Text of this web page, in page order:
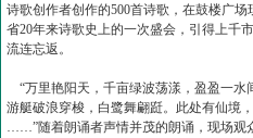
诗歌创作者创作的500首诗歌，在鼓楼广
省20年来诗歌史上的一次盛会，引得上千
流连忘返。
“万里艳阳天，千亩绿波荡漾，盈盈一水
游艇破浪穿梭，白鹭舞翩跹。此处有仙境，
……”随着朗诵者声情并茂的朗诵，现场观